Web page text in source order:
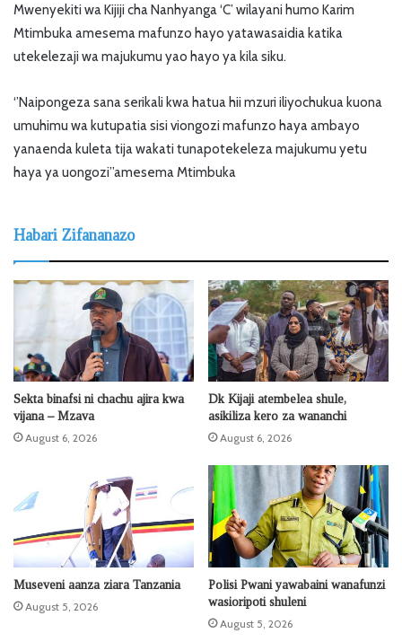
Mwenyekiti wa Kijiji cha Nanhyanga ‘C’ wilayani humo Karim
Mtimbuka amesema mafunzo hayo yatawasaidia katika
utekelezaji wa majukumu yao hayo ya kila siku.
‘’Naipongeza sana serikali kwa hatua hii mzuri iliyochukua kuona
umuhimu wa kutupatia sisi viongozi mafunzo haya ambayo
yanaenda kuleta tija wakati tunapotekeleza majukumu yetu
haya ya uongozi’’amesema Mtimbuka
Habari Zifananazo
Sekta binafsi ni chachu ajira kwa
vijana – Mzava
August 6, 2026
Dk Kijaji atembelea shule,
asikiliza kero za wananchi
August 6, 2026
Museveni aanza ziara Tanzania
August 5, 2026
Polisi Pwani yawabaini wanafunzi
wasioripoti shuleni
August 5, 2026